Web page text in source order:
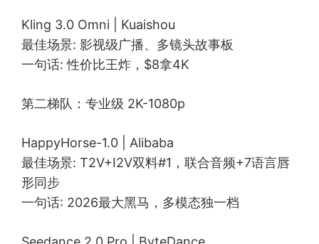
Kling 3.0 Omni | Kuaishou
最佳场景: 影视级广播、多镜头故事板
一句话: 性价比王炸，$8拿4K
第二梯队：专业级 2K-1080p
HappyHorse-1.0 | Alibaba
最佳场景: T2V+I2V双料#1，联合音频+7语言唇
形同步
一句话: 2026最大黑马，多模态独一档